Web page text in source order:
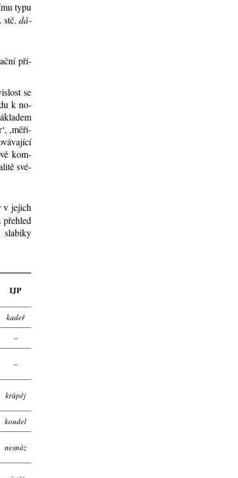
ty­pu
stč.dá­
pří­
se
k no­
,mě­ři­
kom­
své­
v je­jich
sla­bi­ky
IJP
kadeř
–
–
krůpěj
koudel
nesnáz